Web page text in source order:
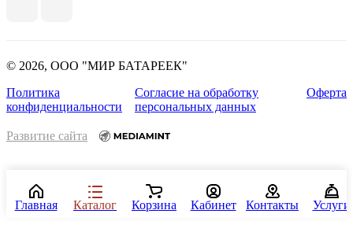
© 2026, ООО "МИР БАТАРЕЕК"
Политика
конфиденциальности
Согласие на обработку
персональных данных
Оферта
Развитие сайта
Главная Каталог Корзина Кабинет Контакты Услуги